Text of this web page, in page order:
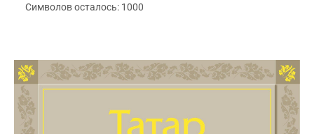
Символов осталось: 1000